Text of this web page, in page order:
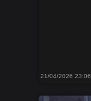
21/04/2026 23:06